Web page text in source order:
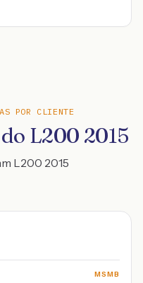
POR CLIENTE
L200 2015
L200 2015
MSMB